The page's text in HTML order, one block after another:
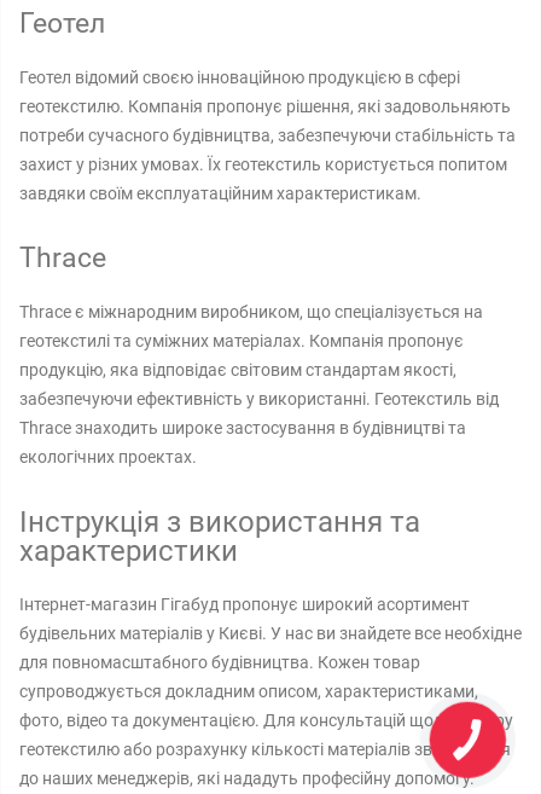
Геотел
Геотел відомий своєю інноваційною продукцією в сфері
геотекстилю. Компанія пропонує рішення, які задовольняють
потреби сучасного будівництва, забезпечуючи стабільність та
захист у різних умовах. Їх геотекстиль користується попитом
завдяки своїм експлуатаційним характеристикам.
Thrace
Thrace є міжнародним виробником, що спеціалізується на
геотекстилі та суміжних матеріалах. Компанія пропонує
продукцію, яка відповідає світовим стандартам якості,
забезпечуючи ефективність у використанні. Геотекстиль від
Thrace знаходить широке застосування в будівництві та
екологічних проектах.
Інструкція з використання та
характеристики
Інтернет-магазин Гігабуд пропонує широкий асортимент
будівельних матеріалів у Києві. У нас ви знайдете все необхідне
для повномасштабного будівництва. Кожен товар
супроводжується докладним описом, характеристиками,
фото, відео та документацією. Для консультацій щодо вибору
геотекстилю або розрахунку кількості матеріалів звертайтеся
до наших менеджерів, які нададуть професійну допомогу.